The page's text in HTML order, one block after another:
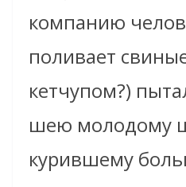
компанию
поливает
кетчупом?)
шею молодому
курившему